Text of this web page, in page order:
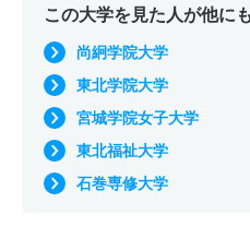
この大学を見た人が他に
尚絅学院大学
東北学院大学
宮城学院女子大学
東北福祉大学
石巻専修大学